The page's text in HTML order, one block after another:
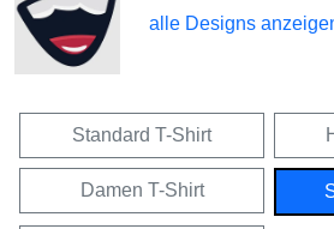
alle Designs
Standard T-Shirt
Damen T-Shirt